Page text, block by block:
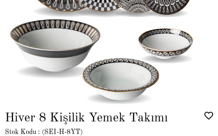
Hiver 8 Kişilik Yemek Takımı
Stok Kodu
(SEI-H-8YT)